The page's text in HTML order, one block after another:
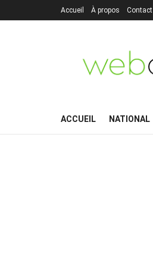
Accueil À propos Contact
ACCUEIL NATIONAL